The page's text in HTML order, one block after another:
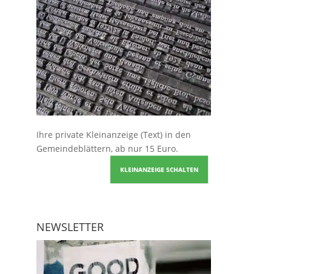
Ihre private Kleinanzeige (Text) in den
Gemeindeblättern, ab nur 15 Euro.
KLEINANZEIGE SCHALTEN
NEWSLETTER